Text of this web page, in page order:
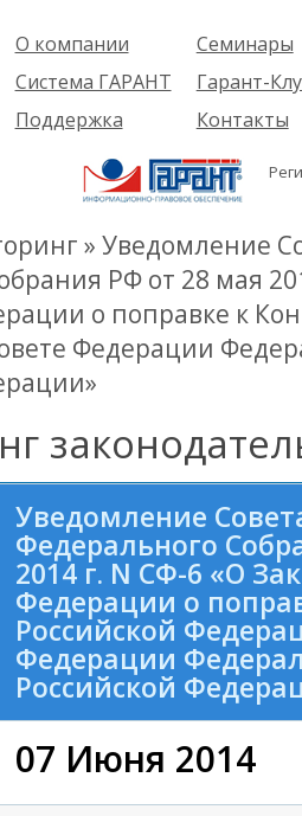
О компании
Компания
Проекты
Партнеры
Вакансии
Реквизиты
Информация
Система ГАРАНТ
О системе
решения
Комплекты
История
Поддержка
Пользователям
Будущим
пользователям
Семинары
Об услуге
семинары
Гарант-
Контакты
» Уведомление
РФ от 28 мая
о поправке к
Федерации
Уведомление
Федерального
2014 г. N СФ-6 «О
Федерации о
Российской
Федерации
Российской
07 Июня 2014